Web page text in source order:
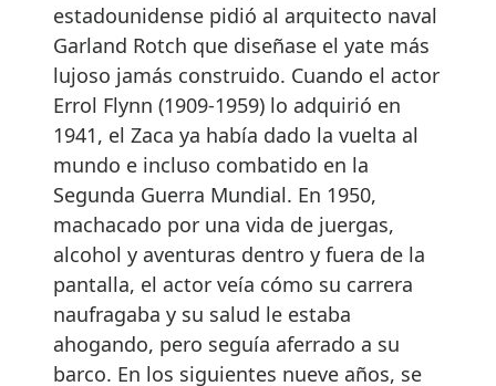
estadounidense pidió al arquitecto naval
Garland Rotch que diseñase el yate más
lujoso jamás construido. Cuando el actor
Errol Flynn (1909-1959) lo adquirió en
1941, el Zaca ya había dado la vuelta al
mundo e incluso combatido en la
Segunda Guerra Mundial. En 1950,
machacado por una vida de juergas,
alcohol y aventuras dentro y fuera de la
pantalla, el actor veía cómo su carrera
naufragaba y su salud le estaba
ahogando, pero seguía aferrado a su
barco. En los siguientes nueve años, se